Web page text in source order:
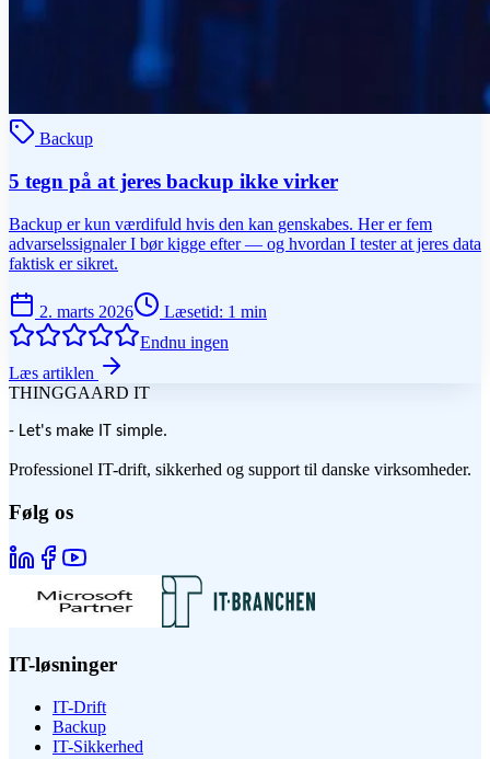
Backup
5 tegn på at jeres backup ikke virker
Backup er kun værdifuld hvis den kan genskabes. Her er fem
advarselssignaler I bør kigge efter — og hvordan I tester at jeres data
faktisk er sikret.
2. marts 2026 Læsetid: 1 min
Endnu ingen
Læs artiklen
THINGGAARD IT
- Let's make IT simple.
Professionel IT-drift, sikkerhed og support til danske virksomheder.
Følg os
IT-løsninger
IT-Drift
Backup
IT-Sikkerhed